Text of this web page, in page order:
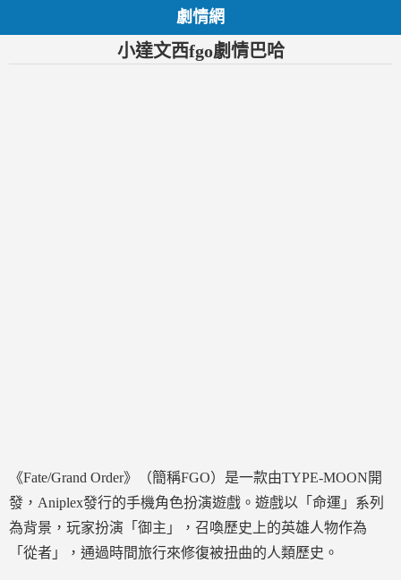
劇情網
小達文西fgo劇情巴哈
《Fate/Grand Order》（簡稱FGO）是一款由TYPE-MOON開
發，Aniplex發行的手機角色扮演遊戲。遊戲以「命運」系列
為背景，玩家扮演「御主」，召喚歷史上的英雄人物作為
「從者」，通過時間旅行來修復被扭曲的人類歷史。